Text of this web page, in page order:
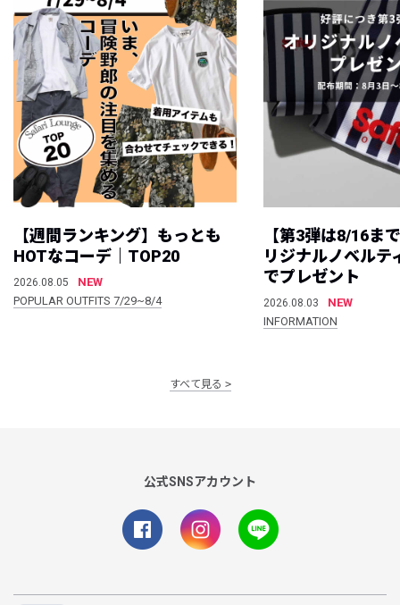
【週間ランキング】もっとも
HOTなコーデ｜TOP20
2026.08.05
NEW
POPULAR OUTFITS 7/29~8/4
【第3弾は8/16ま
リジナルノベルテ
でプレゼント
2026.08.03
NEW
INFORMATION
すべて見る
公式SNSアカウント